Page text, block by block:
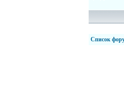
Список